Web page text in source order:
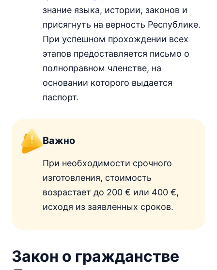
знание языка, истории, законов и
присягнуть на верность Республике.
При успешном прохождении всех
этапов предоставляется письмо о
полноправном членстве, на
основании которого выдается
паспорт.
Важно
При необходимости срочного
изготовления, стоимость
возрастает до 200 € или 400 €,
исходя из заявленных сроков.
Закон о гражданстве